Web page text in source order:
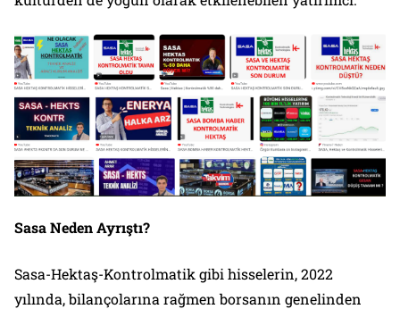
Sasa Neden Ayrıştı?
Sasa-Hektaş-Kontrolmatik gibi hisselerin, 2022
yılında, bilançolarına rağmen borsanın genelinden